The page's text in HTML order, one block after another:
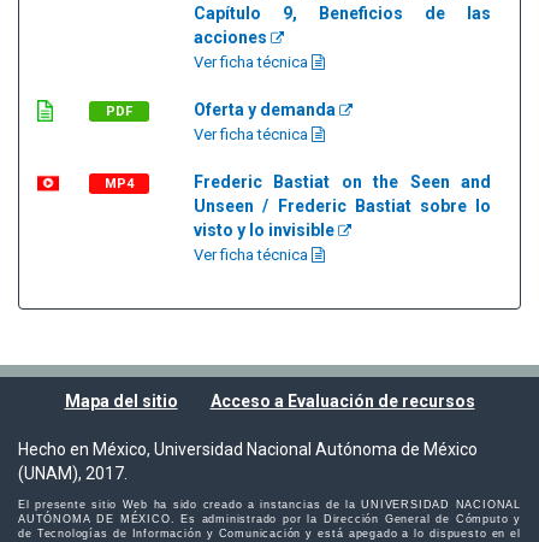
Capítulo 9, Beneficios de las
acciones
Ver ficha técnica
PDF Oferta y demanda
Ver ficha técnica
MP4
Frederic Bastiat on the Seen and
Unseen / Frederic Bastiat sobre lo
visto y lo invisible
Ver ficha técnica
Mapa del sitio Acceso a Evaluación de recursos
Hecho en México, Universidad Nacional Autónoma de México
(UNAM), 2017.
El presente sitio Web ha sido creado a instancias de la UNIVERSIDAD NACIONAL
AUTÓNOMA DE MÉXICO. Es administrado por la Dirección General de Cómputo y
de Tecnologías de Información y Comunicación y está apegado a lo dispuesto en el